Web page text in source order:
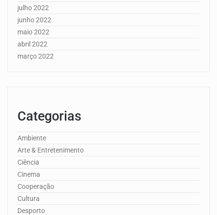
julho 2022
junho 2022
maio 2022
abril 2022
março 2022
Categorias
Ambiente
Arte & Entretenimento
Ciência
Cinema
Cooperação
Cultura
Desporto